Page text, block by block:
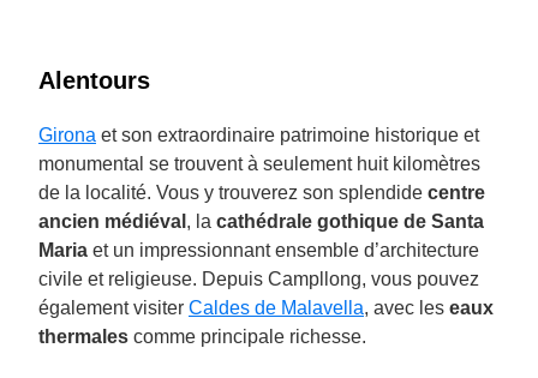
Alentours
Girona et son extraordinaire patrimoine historique et
monumental se trouvent à seulement huit kilomètres
de la localité. Vous y trouverez son splendide centre
ancien médiéval , la cathédrale gothique de Santa
Maria et un impressionnant ensemble d’architecture
civile et religieuse. Depuis Campllong, vous pouvez
également visiter Caldes de Malavella, avec les eaux
thermales comme principale richesse.